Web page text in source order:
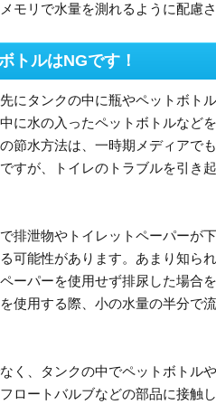
モリで水量を測れるように配慮さ
トルはNGです！
にタンクの中に瓶やペットボト
に水の入ったペットボトルなど
節水方法は、一時期メディアで
すが、トイレのトラブルを引き
排泄物やトイレットペーパーが
可能性があります。あまり知ら
ーパーを使用せず排尿した場合
使用する際、小の水量の半分で
く、タンクの中でペットボトル
ロートバルブなどの部品に接触